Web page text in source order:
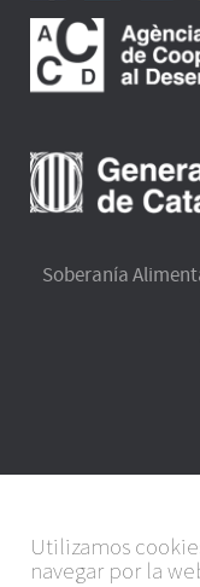
Soberanía
Utilizamos
navegar por la